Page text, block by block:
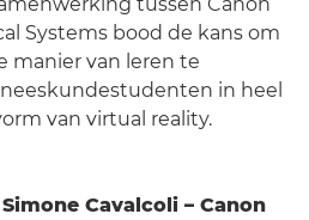
Systems bood de kans om
manier van leren te
in heel
van virtual reality.
Cavalcoli – Canon